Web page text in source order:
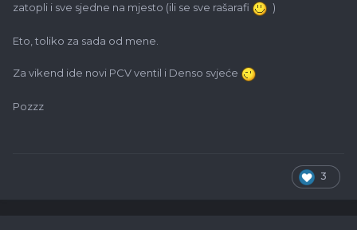
zatopli i sve sjedne na mjesto (ili se sve rašarafi
)
Eto, toliko za sada od mene.
Za vikend ide novi PCV ventil i Denso svjeće
Pozzz
3